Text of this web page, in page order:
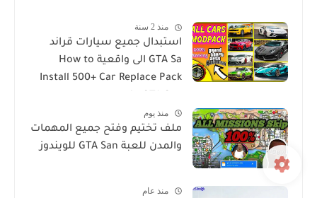
منذ 2 سنة
استبدال جميع سيارات قراند
GTA Sa الى واقعية How to
Install 500+ Car Replace Pack
منذ يوم
ملف تختيم وفتح جميع المهمات
والمدن للعبة GTA San للويندوز
منذ عام